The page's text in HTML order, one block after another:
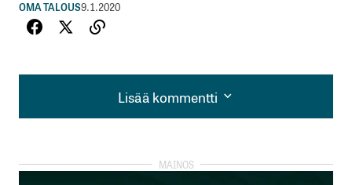
OMA TALOUS9.1.2020
Lisää kommentti
Lisää kommentti
kirjautua